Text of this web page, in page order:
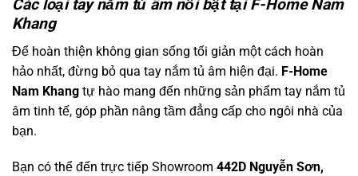
Các loại tay nắm tủ âm nổi bật tại F-Home Nam
Khang
Để hoàn thiện không gian sống tối giản một cách hoàn
hảo nhất, đừng bỏ qua tay nắm tủ âm hiện đại. F-Home
Nam Khang tự hào mang đến những sản phẩm tay nắm tủ
âm tinh tế, góp phần nâng tầm đẳng cấp cho ngôi nhà của
bạn.
Bạn có thể đến trực tiếp Showroom 442D Nguyễn Sơn,